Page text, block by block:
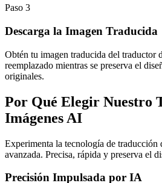
Paso 3
Descarga la Imagen Traducida
Obtén tu imagen traducida del traductor
reemplazado mientras se preserva el
originales.
Por Qué Elegir Nuestro
Imágenes AI
Experimenta la tecnología de traducción
avanzada. Precisa, rápida y preserva el
Precisión Impulsada por IA